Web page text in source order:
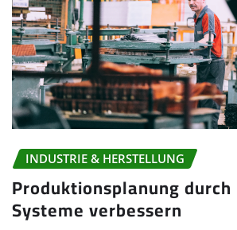
INDUSTRIE & HERSTELLUNG
Produktionsplanung
Systeme verbessern